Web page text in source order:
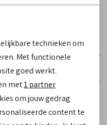
500 Ziva zacht
technieken om
Met functionele
goed werkt.
met1 partner
om jouw gedrag
content te